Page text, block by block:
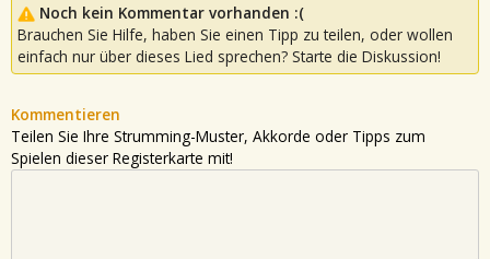
Noch kein Kommentar vorhanden :(
Brauchen Sie Hilfe, haben Sie einen Tipp zu teilen, oder wollen
einfach nur über dieses Lied sprechen? Starte die Diskussion!
Kommentieren
Teilen Sie Ihre Strumming-Muster, Akkorde oder Tipps zum
Spielen dieser Registerkarte mit!